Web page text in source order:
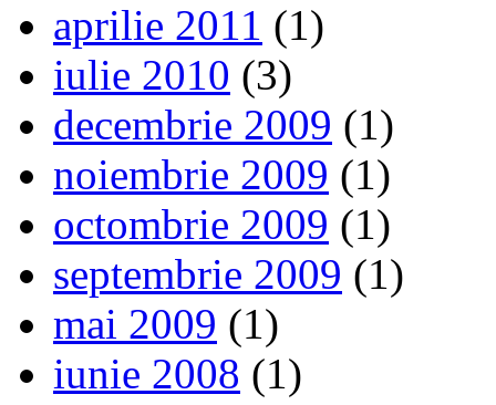
aprilie 2011 (1)
iulie 2010 (3)
decembrie 2009 (1)
noiembrie 2009 (1)
octombrie 2009 (1)
septembrie 2009 (1)
mai 2009 (1)
iunie 2008 (1)